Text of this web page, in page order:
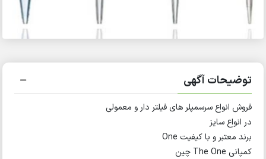
توضیحات آگهی
فروش انواع سرسمپلر های فیلتر دار و معمولی
در انواع سایز
برند معتبر و با کیفیت One
کمپانی The One چین